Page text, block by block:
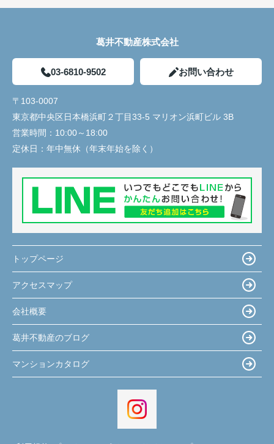
葛井不動産株式会社
03-6810-9502 お問い合わせ
〒103-0007
東京都中央区日本橋浜町２丁目33-5 マリオン浜町ビル 3B
営業時間： 10:00～18:00
定休日： 年中無休（年末年始を除く）
トップページ
アクセスマップ
会社概要
葛井不動産のブログ
マンションカタログ